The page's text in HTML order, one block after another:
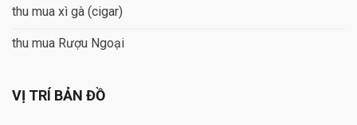
thu mua xì gà (cigar)
thu mua Rượu Ngoại
VỊ TRÍ BẢN ĐỒ